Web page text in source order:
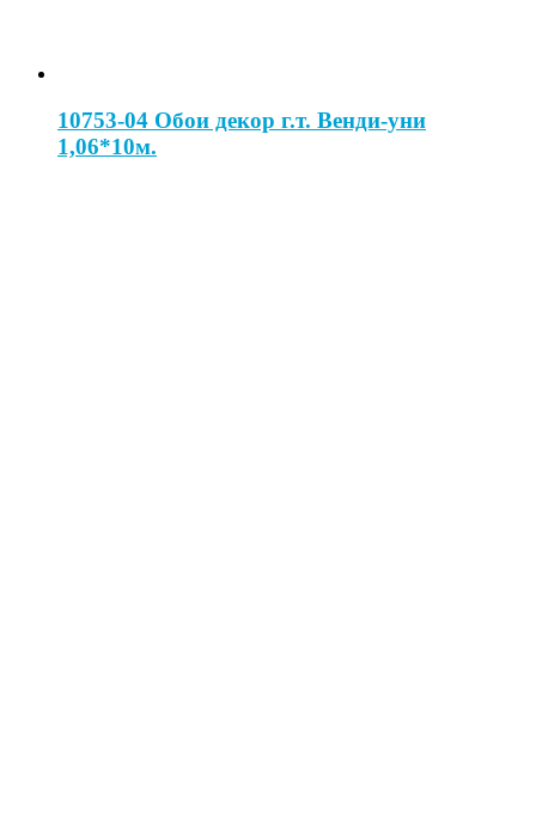
10753-04 Обои декор г.т. Венди-уни
1,06*10м.